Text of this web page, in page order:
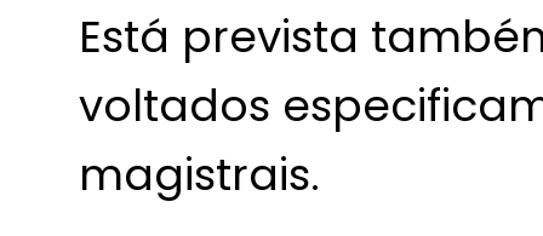
Está prevista
voltados
magistrais.